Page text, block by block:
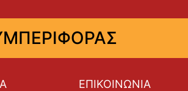
ΕΠΙΚΟΙΝΩΝΙΑ